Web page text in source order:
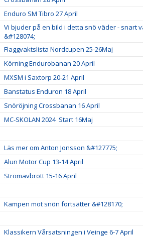
Enduro SM Tibro 27 April
Vi bjuder på en bild i detta snö väder - snart
&#128074;
Flaggvaktslista Nordcupen 25-26Maj
Körning Endurobanan 20 April
MXSM i Saxtorp 20-21 April
Banstatus Enduron 18 April
Snöröjning Crossbanan 16 April
MC-SKOLAN 2024 Start 16Maj
Läs mer om Anton Jonsson &#127775;
Alun Motor Cup 13-14 April
Strömavbrott 15-16 April
Kampen mot snön fortsätter &#128170;
Klassikern Vårsatsningen i Veinge 6-7 April